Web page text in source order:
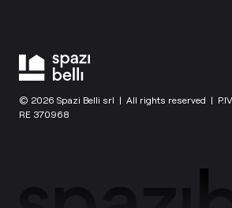
© 2026 Spazi Belli srl | All rights reserved |
RE 370968